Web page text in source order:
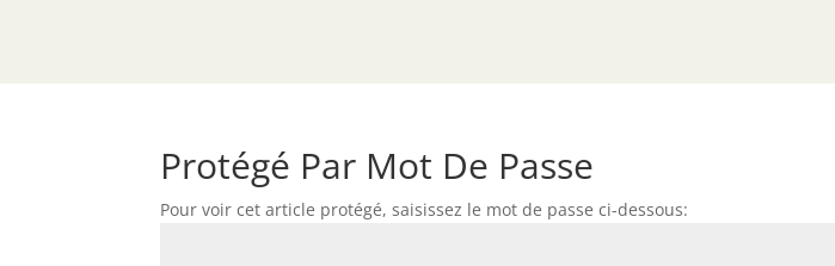
Protégé Par Mot De Passe
Pour voir cet article protégé, saisissez le mot de passe ci-dessous: